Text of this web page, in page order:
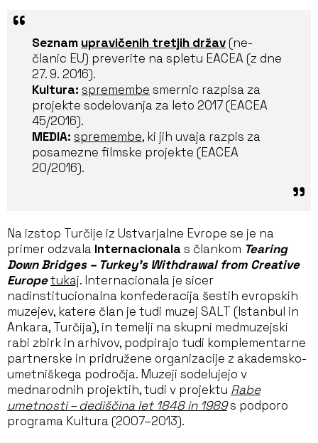
Seznam upravičenih tretjih držav (ne-
članic EU) preverite na spletu EACEA (z dne
27. 9. 2016).
Kultura: spremembe smernic razpisa za
projekte sodelovanja za leto 2017 (EACEA
45/2016).
MEDIA: spremembe, ki jih uvaja razpis za
posamezne filmske projekte (EACEA
20/2016).
Na izstop Turčije iz Ustvarjalne Evrope se je na
primer odzvala Internacionala s člankom Tearing
Down Bridges – Turkey’s Withdrawal from Creative
Europetukaj. Internacionala je sicer
nadinstitucionalna konfederacija šestih evropskih
muzejev, katere član je tudi muzej SALT (Istanbul in
Ankara, Turčija), in temelji na skupni medmuzejski
rabi zbirk in arhivov, podpirajo tudi komplementarne
partnerske in pridružene organizacije z akademsko-
umetniškega področja. Muzeji sodelujejo v
mednarodnih projektih, tudi v projektu Rabe
umetnosti – dediščina let 1848 in 1989s podporo
programa Kultura (2007–2013).